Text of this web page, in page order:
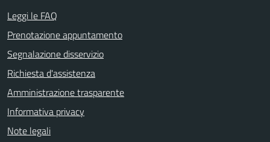
Leggi le FAQ
Prenotazione appuntamento
Segnalazione disservizio
Richiesta d'assistenza
Amministrazione trasparente
Informativa privacy
Note legali